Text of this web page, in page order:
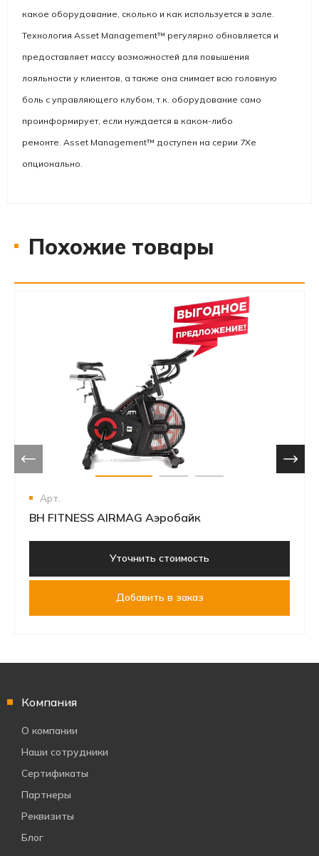
какое оборудование, сколько и как используется в зале.
Технология Asset Management™ регулярно обновляется и
предоставляет массу возможностей для повышения
лояльности у клиентов, а также она снимает всю головную
боль с управляющего клубом, т.к. оборудование само
проинформирует, если нуждается в каком-либо
ремонте. Asset Management™ доступен на серии 7Xe
опционально.
Похожие товары
Арт.
BH FITNESS AIRMAG Аэробайк
Уточнить стоимость
Добавить в заказ
Компания
О компании
Наши сотрудники
Сертификаты
Партнеры
Реквизиты
Блог